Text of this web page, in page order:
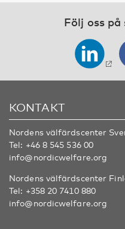
Följ oss på
KONTAKT
Nordens välfärdscenter
Tel: +46 8 545 536 00
info@nordicwelfare.org
Nordens välfärdscenter
Tel: +358 20 7410 880
info@nordicwelfare.org